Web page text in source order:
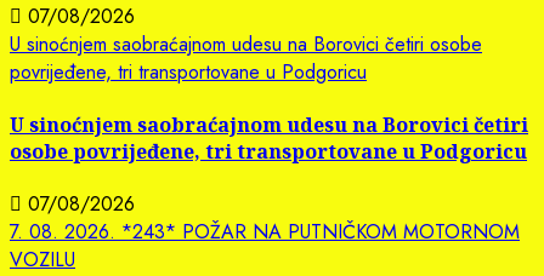
07/08/2026
U sinoćnjem saobraćajnom udesu na Borovici četiri osobe
povrijeđene, tri transportovane u Podgoricu
U sinoćnjem saobraćajnom udesu na Borovici četiri
osobe povrijeđene, tri transportovane u Podgoricu
07/08/2026
7. 08. 2026. *243* POŽAR NA PUTNIČKOM MOTORNOM
VOZILU